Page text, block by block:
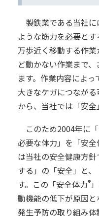
製鉄業である当社
ような筋力を必要と
万歩近く移動する作
ど動かない作業まで
ます。作業内容によ
大きなケガにつなが
から、当社では「安全
このため2004年に
必要な体力」を「安全
は当社の安全健康方
する」の「安全」と
す。この「安全体力®
動機能の低下が原因
発生予防の取り組み